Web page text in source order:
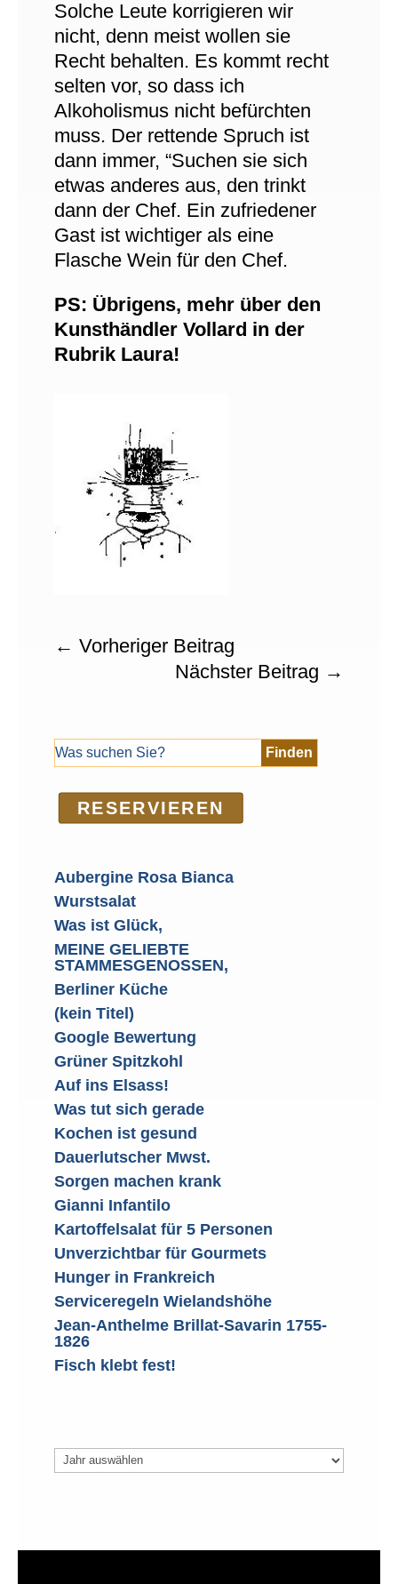
Solche Leute korrigieren wir
nicht, denn meist wollen sie
Recht behalten. Es kommt recht
selten vor, so dass ich
Alkoholismus nicht befürchten
muss. Der rettende Spruch ist
dann immer, “Suchen sie sich
etwas anderes aus, den trinkt
dann der Chef. Ein zufriedener
Gast ist wichtiger als eine
Flasche Wein für den Chef.
PS: Übrigens, mehr über den
Kunsthändler Vollard in der
Rubrik Laura!
← Vorheriger Beitrag
Nächster Beitrag →
RE­SER­VIEREN
Aubergine Rosa Bianca
Wurstsalat
Was ist Glück,
MEINE GELIEBTE
STAMMESGENOSSEN,
Berliner Küche
(kein Titel)
Google Bewertung
Grüner Spitzkohl
Auf ins Elsass!
Was tut sich gerade
Kochen ist gesund
Dauerlutscher Mwst.
Sorgen machen krank
Gianni Infantilo
Kartoffelsalat für 5 Personen
Unverzichtbar für Gourmets
Hunger in Frankreich
Serviceregeln Wielandshöhe
Jean-Anthelme Brillat-Savarin 1755-
1826
Fisch klebt fest!
Archiv